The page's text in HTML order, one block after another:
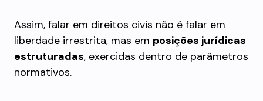
Assim, falar em direitos civis não é falar em
liberdade irrestrita, mas em posições jurídicas
estruturadas, exercidas dentro de parâmetros
normativos.